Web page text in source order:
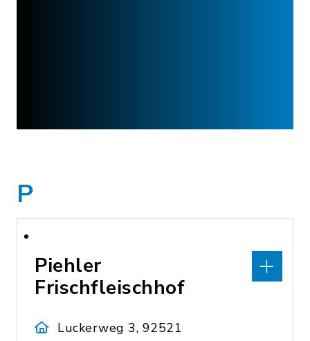
P
Piehler
Frischfleischhof
Luckerweg 3, 92521